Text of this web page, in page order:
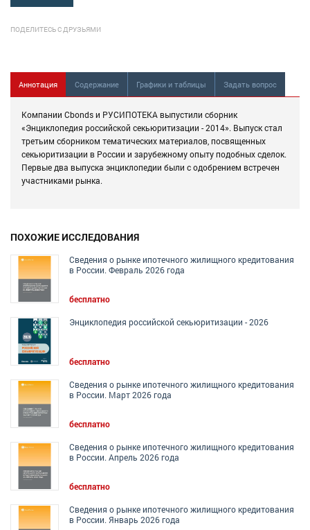
ПОДЕЛИТЕСЬ С ДРУЗЬЯМИ
Аннотация Содержание Графики и таблицы Задать вопрос
Компании Cbonds и РУСИПОТЕКА выпустили сборник
«Энциклопедия российской секьюритизации - 2014». Выпуск стал
третьим сборником тематических материалов, посвященных
секьюритизации в России и зарубежному опыту подобных сделок.
Первые два выпуска энциклопедии были с одобрением встречен
участниками рынка.
ПОХОЖИЕ ИССЛЕДОВАНИЯ
Сведения о рынке ипотечного жилищного кредитования
в России. Февраль 2026 года
бесплатно
Энциклопедия российской секьюритизации - 2026
бесплатно
Сведения о рынке ипотечного жилищного кредитования
в России. Март 2026 года
бесплатно
Сведения о рынке ипотечного жилищного кредитования
в России. Апрель 2026 года
бесплатно
Сведения о рынке ипотечного жилищного кредитования
в России. Январь 2026 года